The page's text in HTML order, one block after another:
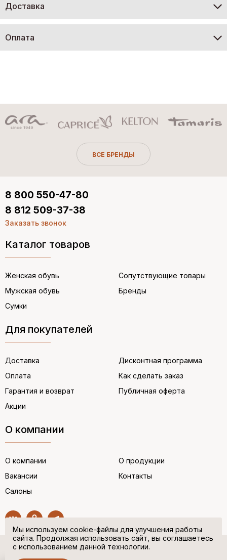
Доставка
Оплата
ВСЕ БРЕНДЫ
Каталог товаров
Женская обувь
Мужская обувь
Сумки
Сопутствующие товары
Бренды
Для покупателей
Доставка
Оплата
Гарантия и возврат
Акции
Дисконтная программа
Как сделать заказ
Публичная оферта
О компании
О компании
Вакансии
Салоны
О продукции
Контакты
8 800 550-47-80
8 812 509-37-38
Заказать звонок
© “НЕМЕЦКАЯ ОБУВЬ” 2017. Все права защищены.
Мы используем cookie-файлы для улучшения работы
сайта. Продолжая использовать сайт, вы соглашаетесь
с использованием данной технологии.